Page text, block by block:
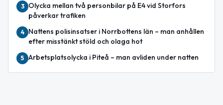
3
Olycka mellan två personbilar på E4 vid Storfors
påverkar trafiken
4
Nattens polisinsatser i Norrbottens län – man anhållen
efter misstänkt stöld och olaga hot
5 Arbetsplatsolycka i Piteå – man avliden under natten